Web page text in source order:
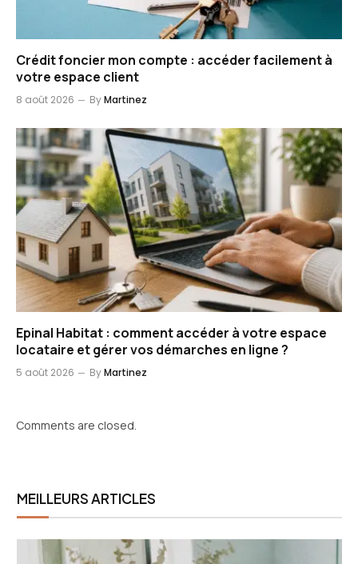
Crédit foncier mon compte : accéder facilement à
votre espace client
8 août 2026 ByMartinez
Epinal Habitat : comment accéder à votre espace
locataire et gérer vos démarches en ligne ?
5 août 2026 ByMartinez
Comments are closed.
MEILLEURS ARTICLES